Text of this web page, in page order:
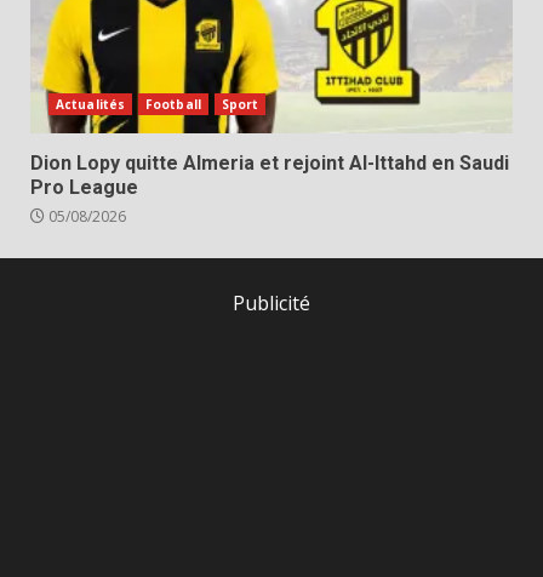
Actualités Football Sport
Dion Lopy quitte Almeria et rejoint Al-Ittahd en Saudi
Pro League
05/08/2026
Publicité